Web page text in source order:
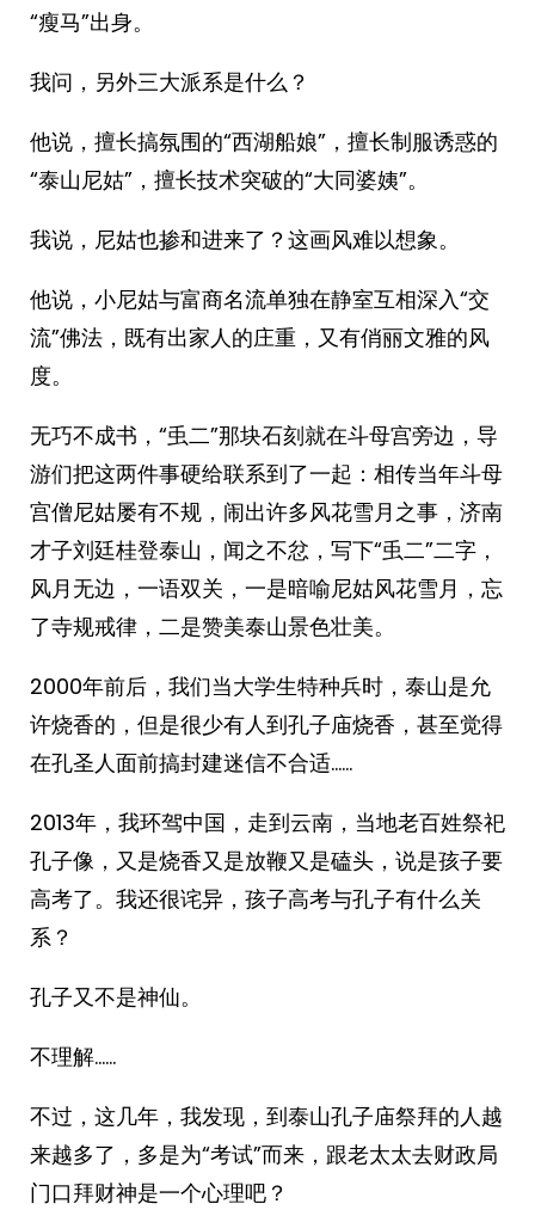
“瘦马”出身。
我问，另外三大派系是什么？
他说，擅长搞氛围的“西湖船娘”，擅长制服诱惑的
“泰山尼姑”，擅长技术突破的“大同婆姨”。
我说，尼姑也掺和进来了？这画风难以想象。
他说，小尼姑与富商名流单独在静室互相深入“交
流”佛法，既有出家人的庄重，又有俏丽文雅的风
度。
无巧不成书，“䖝二”那块石刻就在斗母宫旁边，导
游们把这两件事硬给联系到了一起：相传当年斗母
宫僧尼姑屡有不规，闹出许多风花雪月之事，济南
才子刘廷桂登泰山，闻之不忿，写下“䖝二”二字，
风月无边，一语双关，一是暗喻尼姑风花雪月，忘
了寺规戒律，二是赞美泰山景色壮美。
2000年前后，我们当大学生特种兵时，泰山是允
许烧香的，但是很少有人到孔子庙烧香，甚至觉得
在孔圣人面前搞封建迷信不合适……
2013年，我环驾中国，走到云南，当地老百姓祭祀
孔子像，又是烧香又是放鞭又是磕头，说是孩子要
高考了。我还很诧异，孩子高考与孔子有什么关
系？
孔子又不是神仙。
不理解……
不过，这几年，我发现，到泰山孔子庙祭拜的人越
来越多了，多是为“考试”而来，跟老太太去财政局
门口拜财神是一个心理吧？